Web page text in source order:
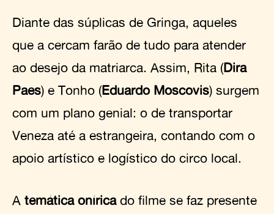
Diante das súplicas de Gringa, aqueles
que a cercam farão de tudo para atender
ao desejo da matriarca. Assim, Rita (Dira
Paes) e Tonho (Eduardo Moscovis) surgem
com um plano genial: o de transportar
Veneza até a estrangeira, contando com o
apoio artístico e logístico do circo local.
A temática onírica do filme se faz presente